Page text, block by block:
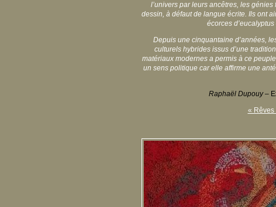
l’univers par leurs ancêtres, les
dessin, à défaut de langue écrite. Ils ont
écorces
Depuis une cinquantaine d’années,
culturels hybrides issus d’une
matériaux modernes a permis à ce
un sens politique car elle affirme une
Raphaël Dupouy–
« Rêves